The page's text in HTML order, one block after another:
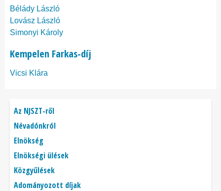
Bélády László
Lovász László
Simonyi Károly
Kempelen Farkas-díj
Vicsi Klára
Főmenü
Az NJSZT-ről
Névadónkról
Elnökség
Elnökségi ülések
Közgyűlések
Adományozott díjak